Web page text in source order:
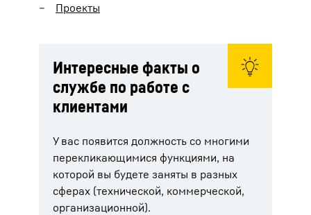
Проекты
Интересные факты о
службе по работе с
клиентами
У вас появится должность со многими
перекликающимися функциями, на
которой вы будете заняты в разных
сферах (технической, коммерческой,
организационной).